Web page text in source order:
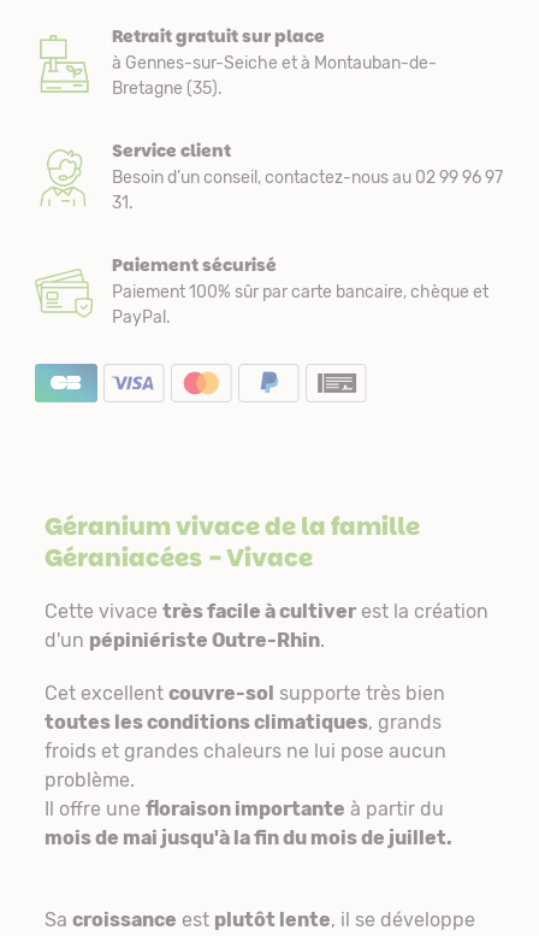
Retrait gratuit sur place
à Gennes-sur-Seiche et à Montauban-de-
Bretagne (35).
Service client
Besoin d’un conseil, contactez-nous au 02 99 96 97
31.
Paiement sécurisé
Paiement 100% sûr par carte bancaire, chèque et
PayPal.
Géranium vivace de la famille
Géraniacées- Vivace
Cette vivace très facile à cultiverest la création
d'un pépiniériste Outre-Rhin.
Cet excellent couvre-sol supporte très bien
toutes les conditions climatiques, grands
froids et grandes chaleurs ne lui pose aucun
problème.
Il offre une floraison importante à partir du
mois de mai jusqu'à la fin du mois de juillet.
Sa croissance est plutôt lente, il se développe